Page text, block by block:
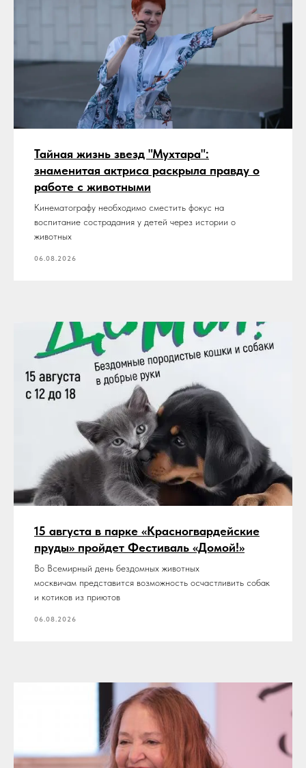
Тайная жизнь звезд "Мухтара":
знаменитая актриса раскрыла правду о
работе с животными
Кинематографу необходимо сместить фокус на
воспитание сострадания у детей через истории о
животных
06.08.2026
15 августа в парке «Красногвардейские
пруды» пройдет Фестиваль «Домой!»
Во Всемирный день бездомных животных
москвичам представится возможность осчастливить собак
и котиков из приютов
06.08.2026